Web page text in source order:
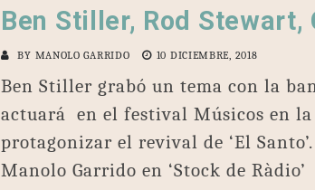
Ben Stiller, Rod
BY MANOLO GARRIDO 10 DICIEMBRE, 2018
Ben Stiller grabó un tema con la
actuará en el festival Músicos en
protagonizar el revival de ‘El
Manolo Garrido en ‘Stock de Ràdio’